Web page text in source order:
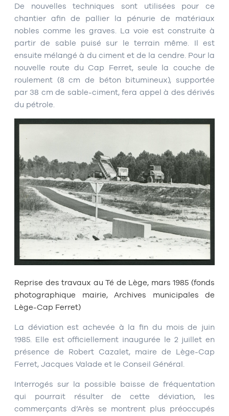
De nouvelles techniques sont utilisées pour ce
chantier afin de pallier la pénurie de matériaux
nobles comme les graves. La voie est construite à
partir de sable puisé sur le terrain même. Il est
ensuite mélangé à du ciment et de la cendre. Pour la
nouvelle route du Cap Ferret, seule la couche de
roulement (8 cm de béton bitumineux), supportée
par 38 cm de sable-ciment, fera appel à des dérivés
du pétrole.
Reprise des travaux au Té de Lège, mars 1985 (fonds
photographique mairie, Archives municipales de
Lège-Cap Ferret)
La déviation est achevée à la fin du mois de juin
1985. Elle est officiellement inaugurée le 2 juillet en
présence de Robert Cazalet, maire de Lège-Cap
Ferret, Jacques Valade et le Conseil Général.
Interrogés sur la possible baisse de fréquentation
qui pourrait résulter de cette déviation, les
commerçants d’Arès se montrent plus préoccupés